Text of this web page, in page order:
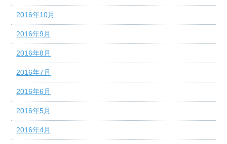
2016年10月
2016年9月
2016年8月
2016年7月
2016年6月
2016年5月
2016年4月